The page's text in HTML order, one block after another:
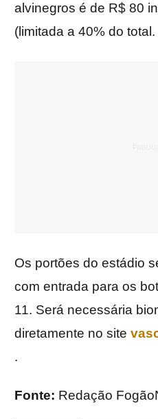
alvinegros é de R$ 80
(limitada a 40% do total.
Os portões do estádio
com entrada para os
11. Será necessária
diretamente no site
.
Fonte: Redação